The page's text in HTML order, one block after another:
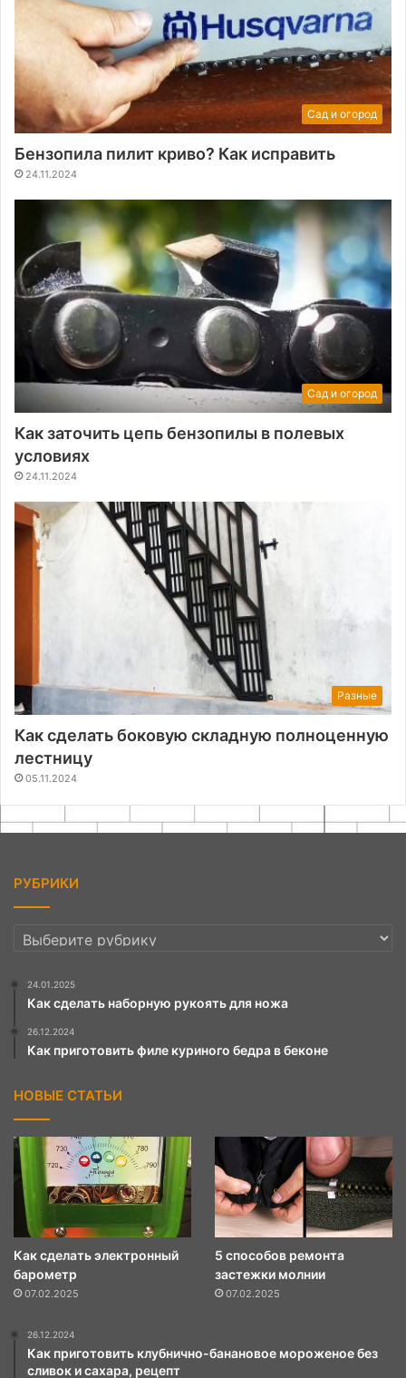
Сад и огород
Бензопила пилит криво? Как исправить
24.11.2024
Сад и огород
Как заточить цепь бензопилы в полевых
условиях
24.11.2024
Разные
Как сделать боковую складную полноценную
лестницу
05.11.2024
РУБРИКИ
РУБРИКИ
24.01.2025
Как сделать наборную рукоять для ножа
26.12.2024
Как приготовить филе куриного бедра в беконе
НОВЫЕ СТАТЬИ
Как сделать электронный
барометр
07.02.2025
5 способов ремонта
застежки молнии
07.02.2025
26.12.2024
Как приготовить клубнично-банановое мороженое без
сливок и сахара, рецепт